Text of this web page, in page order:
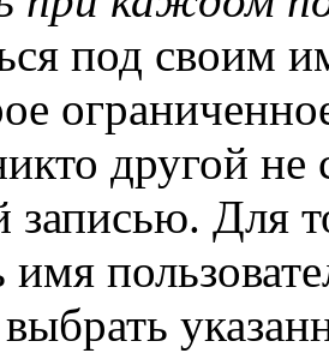
под своим
другой не
записью. Для
имя